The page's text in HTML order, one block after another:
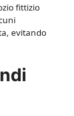
fittizio
evitando